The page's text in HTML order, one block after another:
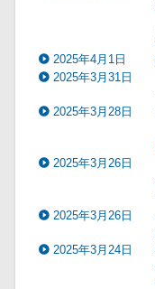
2025年4月1日
2025年3月31日
2025年3月28日
2025年3月26日
2025年3月26日
2025年3月24日